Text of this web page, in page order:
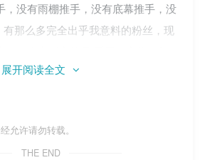
，没有雨棚推手，没有底幕推手，没
那么多完全出乎我意料的粉丝，现
给你一颗心！”papi酱她为什么这么红
一条广告已经拍卖papi酱。标签:papi
展开阅读全文
允许请勿转载。
THE END